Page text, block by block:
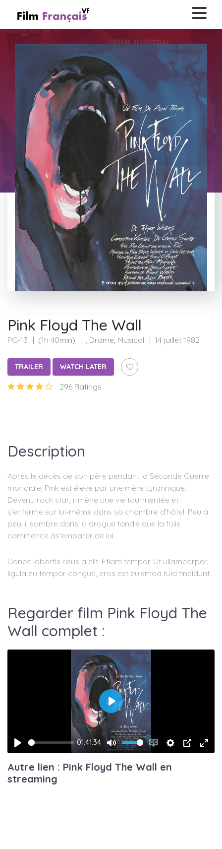
Pink Floyd The Wall
PG-13 (1h 40min) , Drame, Musical 14 juillet 1982
TRAILER WATCH LATER
296 Ratings
Description
Après le décès de son père pendant la Seconde Guerre
mondiale, Pink est élevé par une mère tyrannique.
Devenu rock star, il mène une vie tourmentée et
s'enferme sur lui-même dans sa chambre d'hôtel. Peu à
peu, il sombre dans la drogue tandis que la folie
commence às'emparer de lui...
Donec lobortis risus a elit. Etiam tempor. Ut ullamcorper,
ligula eu tempor congue, eros est euismod tuid tincidunt.
Regarder film Pink Floyd The
Wall complet :
Play
01:41:34
Mute
Enable
captions
Settings
PIP
Play
Autre lien : Pink Floyd The Wall en
streaming